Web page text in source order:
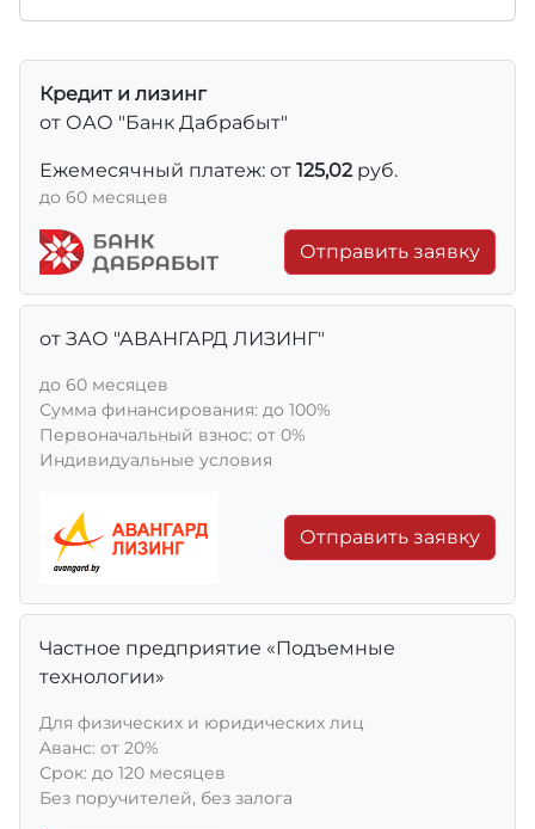
Кредит и лизинг
от ОАО "Банк Дабрабыт"
Ежемесячный платеж: от 125,02руб.
до 60 месяцев
Отправить заявку
от ЗАО "АВАНГАРД ЛИЗИНГ"
до 60 месяцев
Сумма финансирования: до 100%
Первоначальный взнос: от 0%
Индивидуальные условия
Отправить заявку
Частное предприятие «Подъемные
технологии»
Для физических и юридических лиц
Aванс: от 20%
Срок: до 120 месяцев
Без поручителей, без залога